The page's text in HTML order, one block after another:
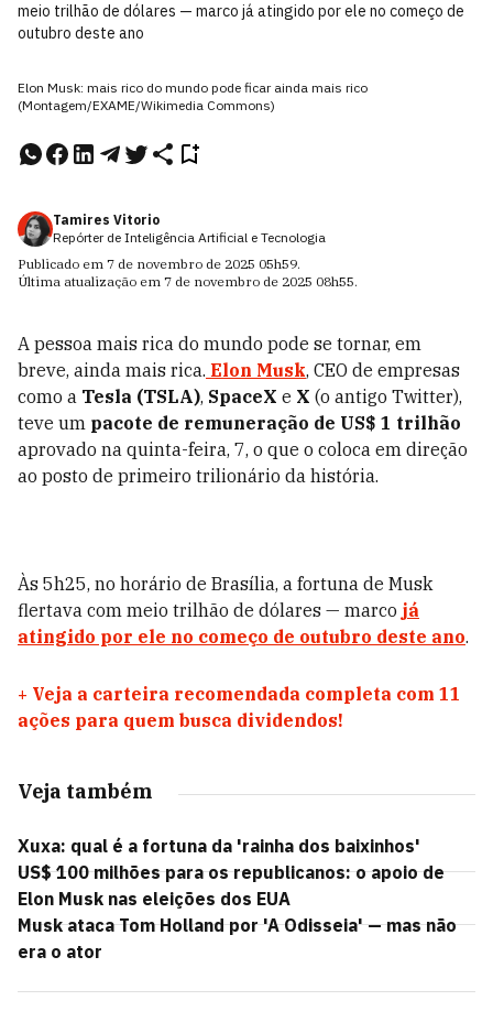
meio trilhão de dólares — marco já atingido por ele no começo de
outubro deste ano
Elon Musk: mais rico do mundo pode ficar ainda mais rico
(Montagem/EXAME/Wikimedia Commons)
Tamires Vitorio
Repórter de Inteligência Artificial e Tecnologia
Publicado em 7 de novembro de 2025 05h59.
Última atualização em 7 de novembro de 2025 08h55.
A pessoa mais rica do mundo pode se tornar, em
breve, ainda mais rica. Elon Musk, CEO de empresas
como a Tesla (TSLA), SpaceX e X (o antigo Twitter),
teve um pacote de remuneração de US$ 1 trilhão
aprovado na quinta-feira, 7, o que o coloca em direção
ao posto de primeiro trilionário da história.
Às 5h25, no horário de Brasília, a fortuna de Musk
flertava com meio trilhão de dólares — marco já
atingido por ele no começo de outubro deste ano.
+ Veja a carteira recomendada completa com 11
ações para quem busca dividendos!
Veja também
Xuxa: qual é a fortuna da 'rainha dos baixinhos'
US$ 100 milhões para os republicanos: o apoio de
Elon Musk nas eleições dos EUA
Musk ataca Tom Holland por 'A Odisseia' — mas não
era o ator